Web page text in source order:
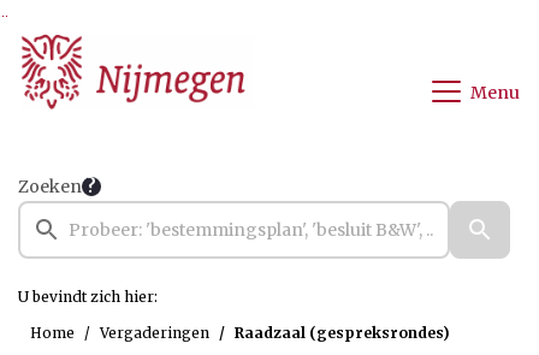
Menu
Zoeken
U bevindt zich hier:
Home
Vergaderingen Raadzaal (gespreksrondes)